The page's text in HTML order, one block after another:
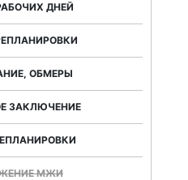
ДНЕЙ
ОБМЕРЫ
ЗАКЛЮЧЕНИЕ
МЖИ